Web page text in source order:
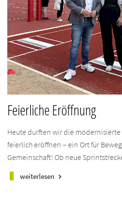
Feierliche Eröffnung
Heute durften wir die modernisierte
feierlich eröffnen – ein Ort für
Gemeinschaft! Ob neue
weiterlesen keyboard_arrow_right